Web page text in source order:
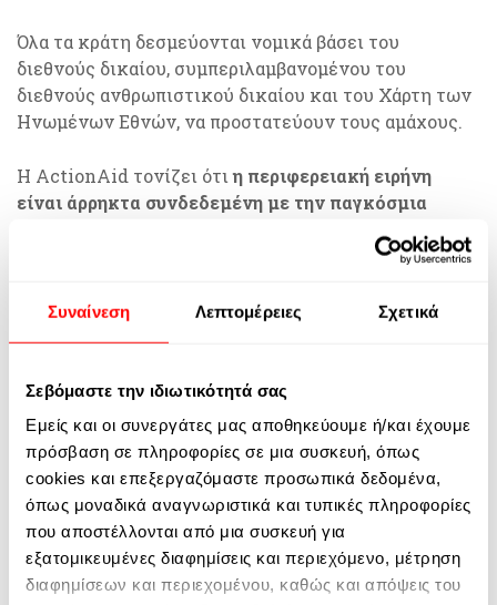
Συναίνεση Λεπτομέρειες Σχετικά
Σεβόμαστε την ιδιωτικότητά σας
Εμείς και οι συνεργάτες μας αποθηκεύουμε ή/και έχουμε
πρόσβαση σε πληροφορίες σε μια συσκευή, όπως
cookies και επεξεργαζόμαστε προσωπικά δεδομένα,
όπως μοναδικά αναγνωριστικά και τυπικές πληροφορίες
που αποστέλλονται από μια συσκευή για
εξατομικευμένες διαφημίσεις και περιεχόμενο, μέτρηση
διαφημίσεων και περιεχομένου, καθώς και απόψεις του
Όλα τα κράτη δεσμεύονται νομικά βάσει του
διεθνούς δικαίου, συμπεριλαμβανομένου του
διεθνούς ανθρωπιστικού δικαίου και του Χάρτη των
Ηνωμένων Εθνών, να προστατεύουν τους αμάχους.
Η ActionAid τονίζει ότιη περιφερειακή ειρήνη
είναι άρρηκτα συνδεδεμένη με την παγκόσμια
παραβιάσεις των ανθρωπίνων δικαιωμάτων και του
ασταθές διεθνές σύστημα,η νέα σύγκρουση στην
κόσμο.
Το γενικότερο πλαίσιο
Αυτή η κλιμάκωση συμβαίνει καθώς η παγκόσμια
επισιτιστική ανασφάλεια φτάνει σε ανησυχητικά
επίπεδα, με τις συγκρούσεις να αποτελούν την
πλειονότητα για τις κρίσεις πείνας σε όλον τον